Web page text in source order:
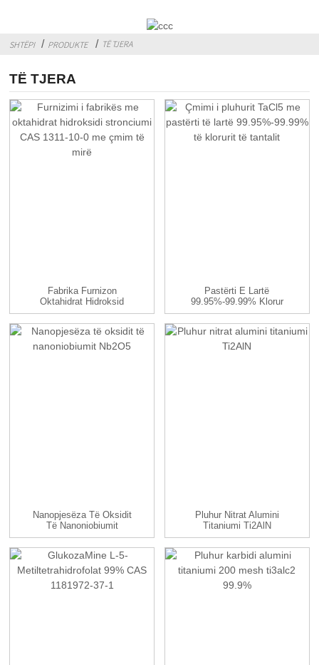
SHTËPI PRODUKTE TË TJERA
TË TJERA
Fabrika Furnizon
Oktahidrat Hidroksid
Stronciumi ...
Pastërti E Lartë
99.95%-99.99% Klorur
Tantali TaC...
Nanopjesëza Të Oksidit
Të Nanoniobiumit
Nb2O5
Pluhur Nitrat Alumini
Titaniumi Ti2AlN